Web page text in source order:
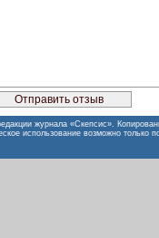
журнала «Скепсис».
использование возможно только